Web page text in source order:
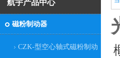
航宇产品中心
磁粉制动器
CZK-型空心轴式磁粉制动
省优秀科技企业